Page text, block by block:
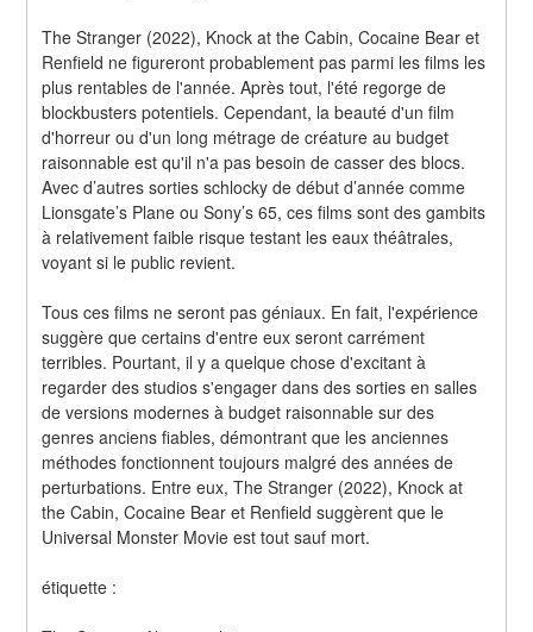
The Stranger (2022), Knock at the Cabin, Cocaine Bear et
Renfield ne figureront probablement pas parmi les films les
plus rentables de l'année. Après tout, l'été regorge de
blockbusters potentiels. Cependant, la beauté d'un film
d'horreur ou d'un long métrage de créature au budget
raisonnable est qu'il n'a pas besoin de casser des blocs.
Avec d’autres sorties schlocky de début d’année comme
Lionsgate’s Plane ou Sony’s 65, ces films sont des gambits
à relativement faible risque testant les eaux théâtrales,
voyant si le public revient.
Tous ces films ne seront pas géniaux. En fait, l'expérience
suggère que certains d'entre eux seront carrément
terribles. Pourtant, il y a quelque chose d'excitant à
regarder des studios s'engager dans des sorties en salles
de versions modernes à budget raisonnable sur des
genres anciens fiables, démontrant que les anciennes
méthodes fonctionnent toujours malgré des années de
perturbations. Entre eux, The Stranger (2022), Knock at
the Cabin, Cocaine Bear et Renfield suggèrent que le
Universal Monster Movie est tout sauf mort.
étiquette :